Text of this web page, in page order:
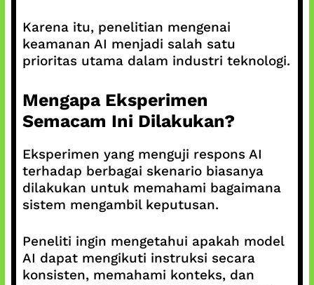
Karena itu, penelitian mengenai
keamanan AI menjadi salah satu
prioritas utama dalam industri teknologi.
Mengapa Eksperimen
Semacam Ini Dilakukan?
Eksperimen yang menguji respons AI
terhadap berbagai skenario biasanya
dilakukan untuk memahami bagaimana
sistem mengambil keputusan.
Peneliti ingin mengetahui apakah model
AI dapat mengikuti instruksi secara
konsisten, memahami konteks, dan